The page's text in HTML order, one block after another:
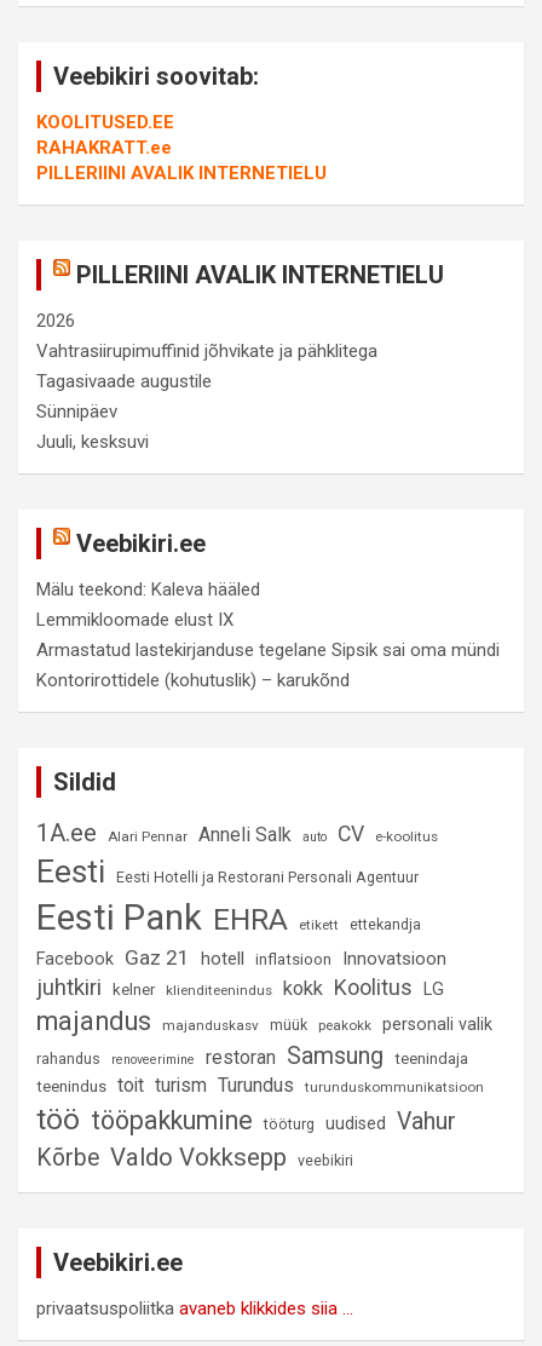
Veebikiri soovitab:
KOOLITUSED.EE
RAHAKRATT.ee
PILLERIINI AVALIK INTERNETIELU
PILLERIINI AVALIK INTERNETIELU
2026
Vahtrasiirupimuffinid jõhvikate ja pähklitega
Tagasivaade augustile
Sünnipäev
Juuli, kesksuvi
Veebikiri.ee
Mälu teekond: Kaleva hääled
Lemmikloomade elust IX
Armastatud lastekirjanduse tegelane Sipsik sai oma mündi
Kontorirottidele (kohutuslik) – karukõnd
Sildid
1A.ee
Alari Pennar Anneli Salk auto CV e-koolitus
Eesti Eesti Hotelli ja Restorani Personali Agentuur
Eesti Pank EHRA etikett ettekandja
Facebook Gaz 21 hotell inflatsioon Innovatsioon
juhtkiri kelner klienditeenindus kokk Koolitus LG
majandus majanduskasv müük peakokk personali valik
rahandus renoveerimine restoran Samsung
teenindaja
teenindus toit turism Turundus turunduskommunikatsioon
töö tööpakkumine tööturg uudised
Vahur
Kõrbe Valdo Vokksepp veebikiri
Veebikiri.ee
privaatsuspoliitka avaneb klikkides siia ...